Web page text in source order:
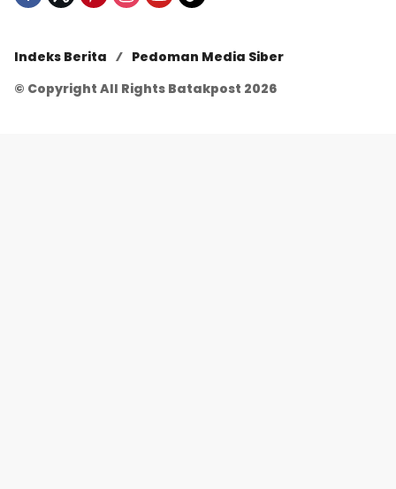
Indeks Berita
Pedoman Media Siber
© Copyright All Rights Batakpost 2026